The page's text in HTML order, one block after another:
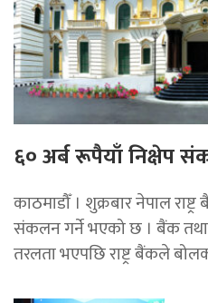
६० अर्ब रूपैयाँ निक्षेप
काठमाडौँ । शुक्रबार नेपाल
संकलन गर्ने भएको छ । बैंक तथा
तरलता भएपछि राष्ट्र बैंकले